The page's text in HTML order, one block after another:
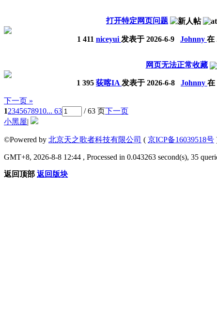
打开特定网页问题
1 411 niceyui 发表于 2026-6-9 Johnny 在
网页无法正常收藏
1 395 荻喀IA 发表于 2026-6-8 Johnny 在
下一页 »
12345678910... 63 / 63 页下一页
小黑屋|
©Powered by 北京天之歌者科技有限公司 ( 京ICP备16039518号
GMT+8, 2026-8-8 12:44 , Processed in 0.043263 second(s), 35
返回顶部 返回版块